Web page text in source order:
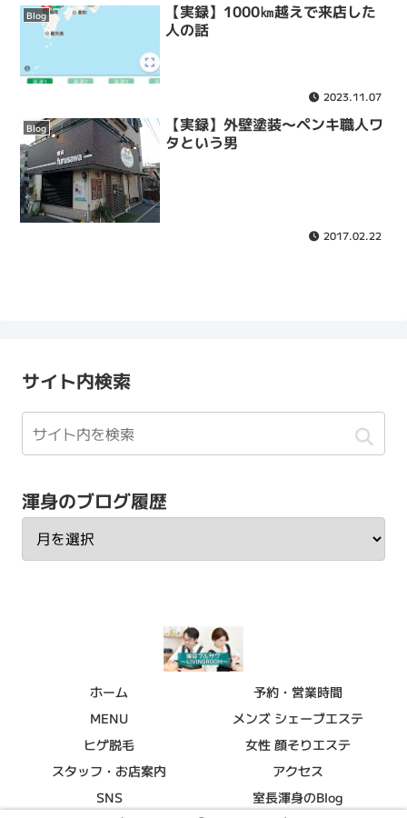
Blog
【実録】1000㎞越えで来店した
人の話
2023.11.07
Blog
【実録】外壁塗装〜ペンキ職人ワ
タという男
2017.02.22
サイト内検索
渾身のブログ履歴
ホーム
予約・営業時間
MENU
メンズ シェーブエステ
ヒゲ脱毛
女性 顔そりエステ
スタッフ・お店案内
アクセス
SNS
室長渾身のBlog